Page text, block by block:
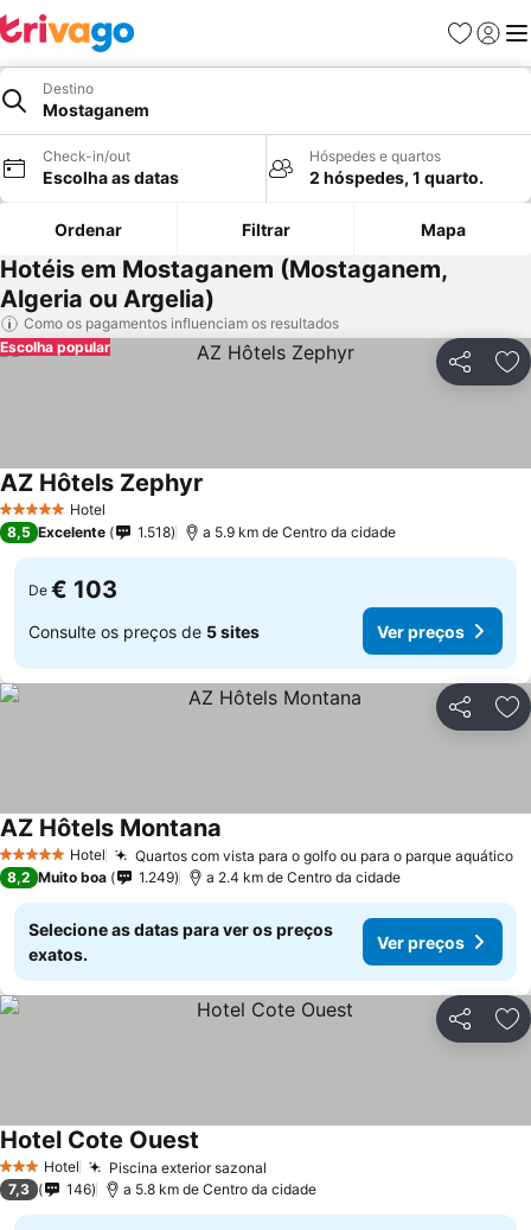
Favoritos
Iniciar
Destino
Mostaganem
Check-in/out
Escolha as datas
Hóspedes e quartos
2 hóspedes, 1 quarto.
Ordenar Filtrar Mapa
Hotéis em Mostaganem (Mostaganem,
Algeria ou Argelia)
Como os pagamentos influenciam os resultados
Partilhar
Escolha popular
5 Estrelas Hotel
AZ Hôtels Zephyr
8,5 Excelente 1.518 a 5.9 km de Centro da cidade
De € 103
Consulte os preços de 5 sites Ver preços
Partilhar
5 Estrelas Hotel Quartos com vista para o golfo ou para o parque aquático
AZ Hôtels Montana
8,2 Muito boa 1.249 a 2.4 km de Centro da cidade
Selecione as datas para ver os preços
exatos.
Ver preços
Partilhar
3 EstrelasHotel Piscina exterior sazonal
Hotel Cote Ouest
7,3 146 a 5.8 km de Centro da cidade